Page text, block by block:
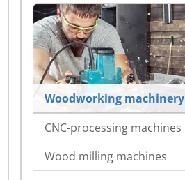
Woodworking machinery
CNC-processing machines
Wood milling machines